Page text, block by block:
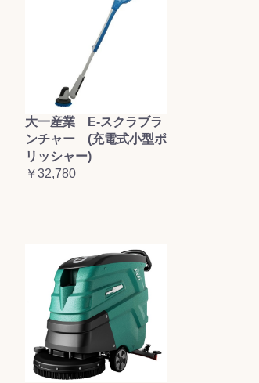
大一産業 E-スクラブラ
ンチャー (充電式小型ポ
リッシャー)
￥32,780